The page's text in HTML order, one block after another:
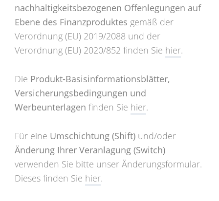
nachhaltigkeitsbezogenen Offenlegungen auf
Ebene des Finanzproduktes gemäß der
Verordnung (EU) 2019/2088 und der
Verordnung (EU) 2020/852 finden Sie hier.
Die Produkt-Basisinformationsblätter,
Versicherungsbedingungen und
Werbeunterlagen finden Sie hier.
Für eine Umschichtung (Shift) und/oder
Änderung Ihrer Veranlagung (Switch)
verwenden Sie bitte unser Änderungsformular.
Dieses finden Sie hier.